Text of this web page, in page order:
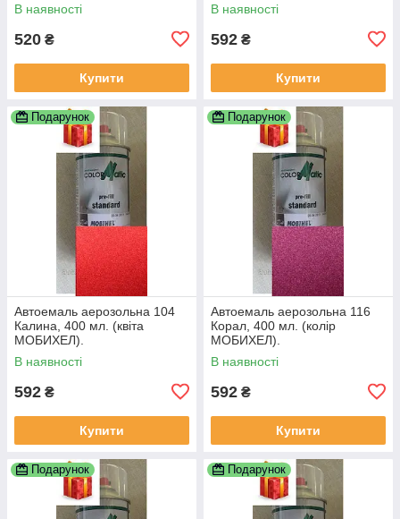
В наявності
520 ₴
Купити
В наявності
592 ₴
Купити
Подарунок
Автоемаль аерозольна 104
Калина, 400 мл. (квіта
МОБИХЕЛ).
В наявності
592 ₴
Купити
Подарунок
Автоемаль аерозольна 116
Корал, 400 мл. (колір
МОБИХЕЛ).
В наявності
592 ₴
Купити
Подарунок Подарунок